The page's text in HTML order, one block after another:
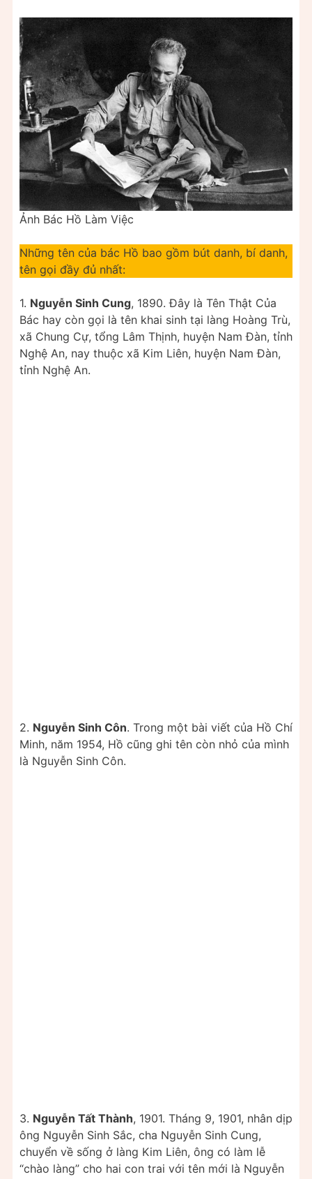
Ảnh Bác Hồ Làm Việc
Những tên của bác Hồ bao gồm bút danh, bí danh,
tên gọi đầy đủ nhất:
1. Nguyễn Sinh Cung, 1890. Đây là Tên Thật Của
Bác hay còn gọi là tên khai sinh tại làng Hoàng Trù,
xã Chung Cự, tổng Lâm Thịnh, huyện Nam Đàn, tỉnh
Nghệ An, nay thuộc xã Kim Liên, huyện Nam Đàn,
tỉnh Nghệ An.
2. Nguyễn Sinh Côn. Trong một bài viết của Hồ Chí
Minh, năm 1954, Hồ cũng ghi tên còn nhỏ của mình
là Nguyễn Sinh Côn.
3. Nguyễn Tất Thành, 1901. Tháng 9, 1901, nhân dịp
ông Nguyễn Sinh Sắc, cha Nguyễn Sinh Cung,
chuyển về sống ở làng Kim Liên, ông có làm lễ
“chào làng” cho hai con trai với tên mới là Nguyễn